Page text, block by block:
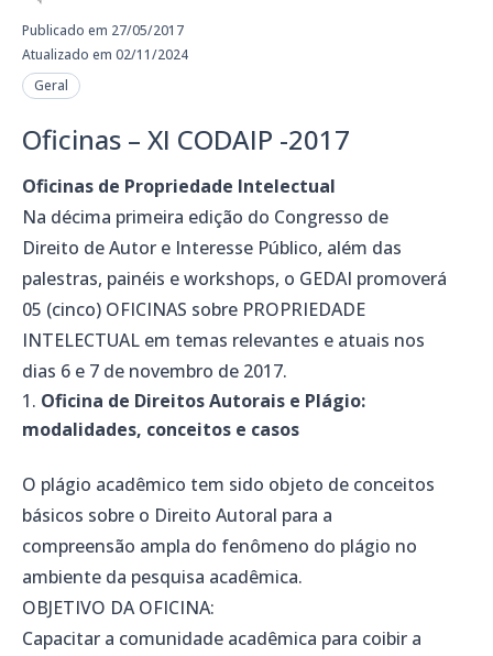
Publicado em 27/05/2017
Atualizado em 02/11/2024
Geral
Oficinas – XI CODAIP -2017
Oficinas de Propriedade Intelectual
Na décima primeira edição do Congresso de
Direito de Autor e Interesse Público, além das
palestras, painéis e workshops, o GEDAI promoverá
05 (cinco) OFICINAS sobre PROPRIEDADE
INTELECTUAL em temas relevantes e atuais nos
dias 6 e 7 de novembro de 2017.
Oficina de Direitos Autorais e Plágio:
modalidades, conceitos e casos
O plágio acadêmico tem sido objeto de conceitos
básicos sobre o Direito Autoral para a
compreensão ampla do fenômeno do plágio no
ambiente da pesquisa acadêmica.
OBJETIVO DA OFICINA:
Capacitar a comunidade acadêmica para coibir a